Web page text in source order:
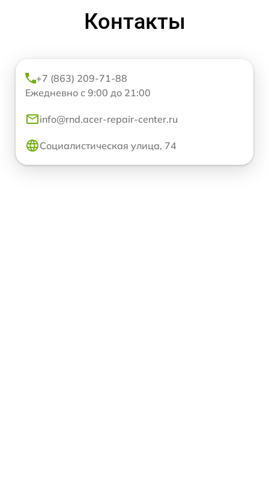
Контакты
+7 (863) 209-71-88
Ежедневно с 9:00 до 21:00
info@rnd.acer-repair-center.ru
Социалистическая улица, 74